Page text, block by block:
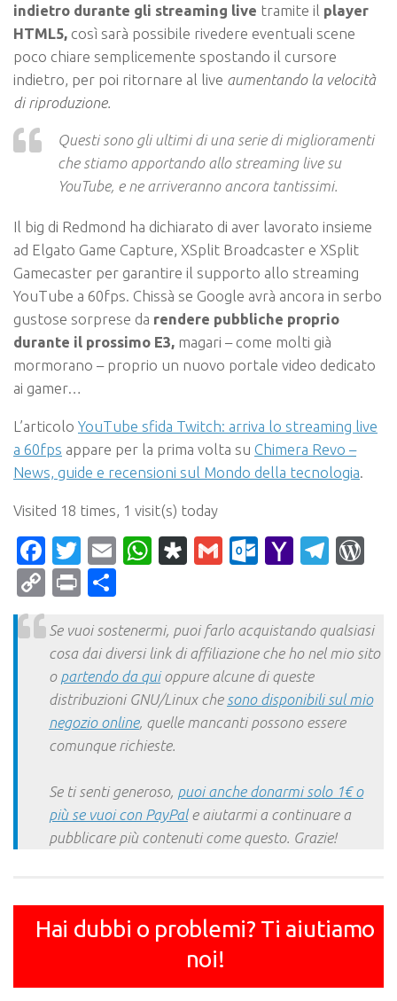
indietro durante gli streaming live tramite il player
HTML5, così sarà possibile rivedere eventuali scene
poco chiare semplicemente spostando il cursore
indietro, per poi ritornare al live aumentando la velocità
di riproduzione.
Questi sono gli ultimi di una serie di miglioramenti
che stiamo apportando allo streaming live su
YouTube, e ne arriveranno ancora tantissimi.
Il big di Redmond ha dichiarato di aver lavorato insieme
ad Elgato Game Capture, XSplit Broadcaster e XSplit
Gamecaster per garantire il supporto allo streaming
YouTube a 60fps. Chissà se Google avrà ancora in serbo
gustose sorprese da rendere pubbliche proprio
durante il prossimo E3, magari – come molti già
mormorano – proprio un nuovo portale video dedicato
ai gamer…
L’articolo YouTube sfida Twitch: arriva lo streaming live
a 60fps appare per la prima volta su Chimera Revo –
News, guide e recensioni sul Mondo della tecnologia.
Visited 18 times, 1 visit(s) today
Facebook
Twitter
EmailWhatsApp
Diaspora
Gmail Yahoo
CopyPrint
Se vuoi sostenermi, puoi farlo acquistando qualsiasi
cosa dai diversi link di affiliazione che ho nel mio sito
o partendo da quioppure alcune di queste
distribuzioni GNU/Linux che sono disponibili sul mio
negozio online, quelle mancanti possono essere
comunque richieste.
Se ti senti generoso, puoi anche donarmi solo 1€ o
più se vuoi con PayPale aiutarmi a continuare a
pubblicare più contenuti come questo. Grazie!
Hai dubbi o problemi? Ti aiutiamo
noi!